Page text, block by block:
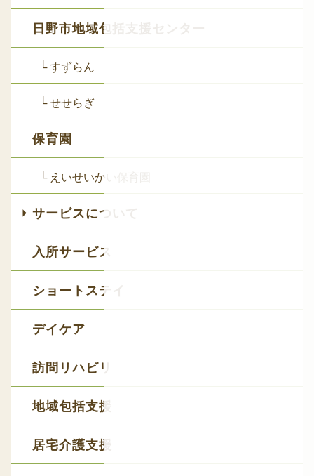
日野市地域包括支援センター
└ すずらん
└ せせらぎ
保育園
└ えいせいかい保育園
サービスについて
入所サービス
ショートステイ
デイケア
訪問リハビリ
地域包括支援
居宅介護支援